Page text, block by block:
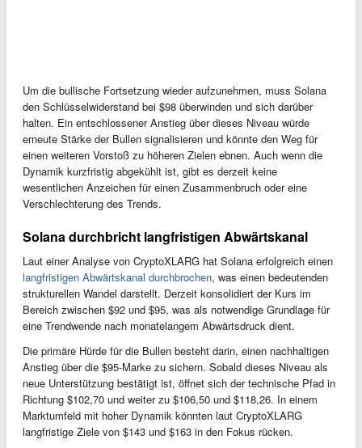
Um die bullische Fortsetzung wieder aufzunehmen, muss Solana
den Schlüsselwiderstand bei $98 überwinden und sich darüber
halten. Ein entschlossener Anstieg über dieses Niveau würde
erneute Stärke der Bullen signalisieren und könnte den Weg für
einen weiteren Vorstoß zu höheren Zielen ebnen. Auch wenn die
Dynamik kurzfristig abgekühlt ist, gibt es derzeit keine
wesentlichen Anzeichen für einen Zusammenbruch oder eine
Verschlechterung des Trends.
Solana durchbricht langfristigen Abwärtskanal
Laut einer Analyse von CryptoXLARG hat Solana erfolgreich einen
langfristigen Abwärtskanal durchbrochen, was einen bedeutenden
strukturellen Wandel darstellt. Derzeit konsolidiert der Kurs im
Bereich zwischen $92 und $95, was als notwendige Grundlage für
eine Trendwende nach monatelangem Abwärtsdruck dient.
Die primäre Hürde für die Bullen besteht darin, einen nachhaltigen
Anstieg über die $95-Marke zu sichern. Sobald dieses Niveau als
neue Unterstützung bestätigt ist, öffnet sich der technische Pfad in
Richtung $102,70 und weiter zu $106,50 und $118,26. In einem
Marktumfeld mit hoher Dynamik könnten laut CryptoXLARG
langfristige Ziele von $143 und $163 in den Fokus rücken.